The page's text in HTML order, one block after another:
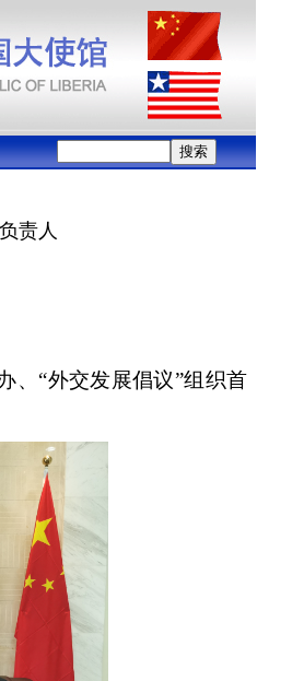
责人
、“外交发展倡议”组织首